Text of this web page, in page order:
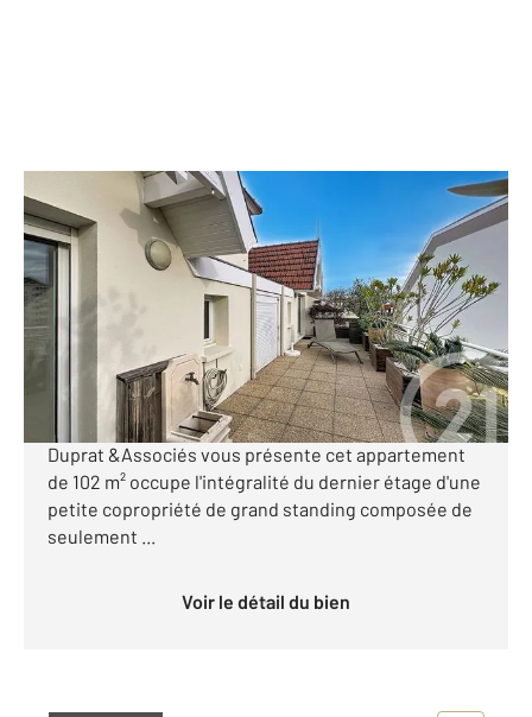
ARCACHON 33
101,29 m
2, 4 pièces
Ref : 525
Appartement F4 à vendre
999 000 €
[Centre-ville d'Arcachon - dernier étage - box fermé
- plage, commerce et gare à pieds] CENTURY 21
Duprat &Associés vous présente cet appartement
de 102 m² occupe l'intégralité du dernier étage d'une
petite copropriété de grand standing composée de
seulement ...
Voir le détail du bien